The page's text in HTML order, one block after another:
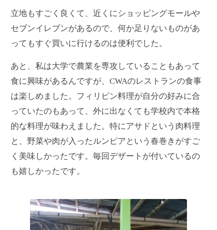
立地もすごく良くて、近くにショッピングモールや
セブンイレブンがあるので、何か足りないものがあ
ってもすぐ買いに行けるのは便利でした。
あと、私は大学で農業を専攻していることもあって
食に興味があるんですが、CWAのレストランの食事
は楽しめました。フィリピン料理が自分の好みに合
っていたのもあって、外に出なくても学校内で本格
的な料理が味わえました。特にアサドという肉料理
と、野菜や肉が入ったルンピアという春巻きがすご
く美味しかったです。毎回デザートが付いているの
も嬉しかったです。